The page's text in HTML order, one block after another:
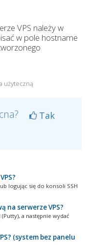
VPS należy w
w pole hostname
użyteczną
Tak
logując się do konsoli SSH
na serwerze VPS?
a następnie wydać
(system bez panelu